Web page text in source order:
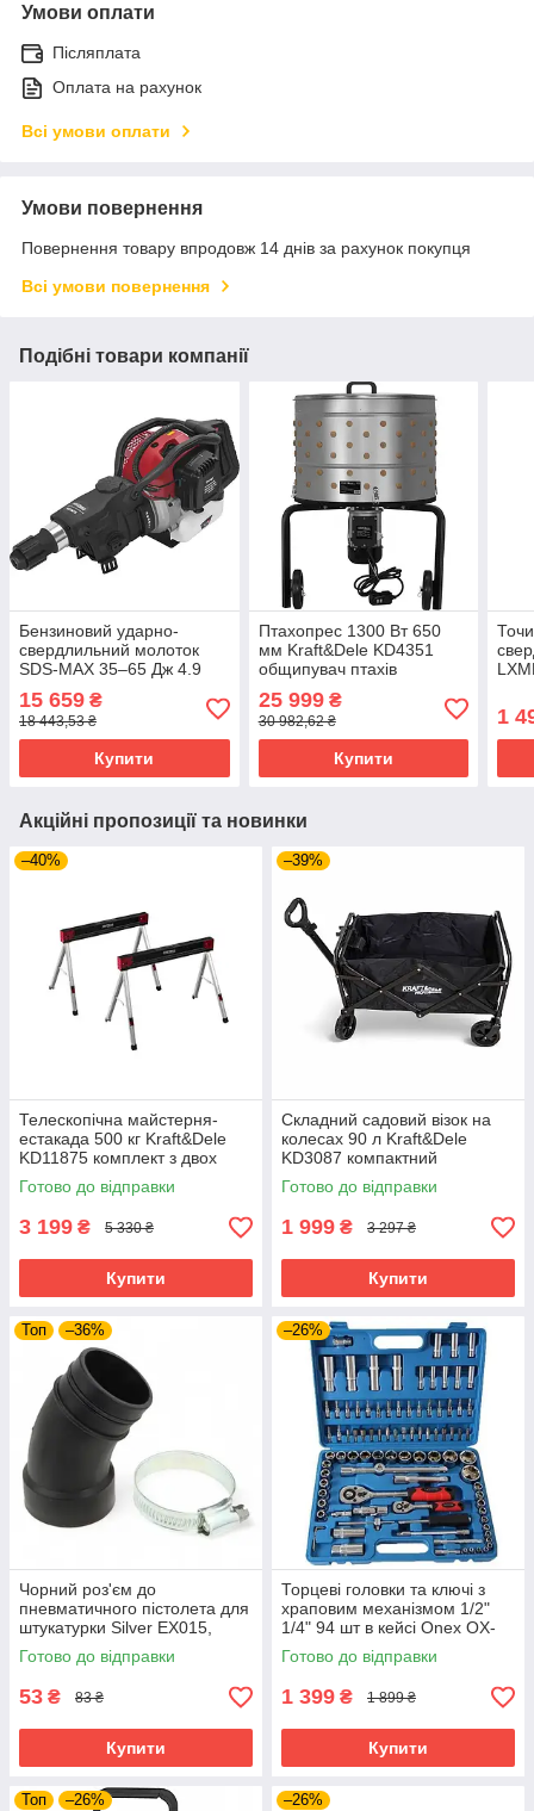
Умови оплати
Післяплата
Оплата на рахунок
Всі умови оплати
Умови повернення
Повернення товару впродовж 14 днів за рахунок покупця
Всі умови повернення
Подібні товари компанії
Бензиновий ударно-
свердлильний молоток
SDS-MAX 35–65 Дж 4.9
кВт Kraft&Dele KD3476
відбійний молоток
ударний дриль-
перфоратор
15 659 ₴
18 443,53 ₴
Купити
Птахопрес 1300 Вт 650
мм Kraft&Dele KD4351
общипувач птахів
мобільна птахощипалка
барабан для ощипування
курей птахопреси
25 999₴
30 982,62 ₴
Купити
1
Акційні пропозиції та новинки
–40%
Телескопічна майстерня-
естакада 500 кг Kraft&Dele
KD11875 комплект з двох
регульованих стійок
Готово до відправки
3 199 ₴ 5 330 ₴
Купити
–39%
Складний садовий візок на
колесах 90 л Kraft&Dele
KD3087 компактний
транспортний візок
Готово до відправки
1 999 ₴ 3 297 ₴
Купити
Топ –36%
Чорний роз'єм до
пневматичного пістолета для
штукатурки Silver EX015,
фітинг для підключення
повітря
Готово до відправки
53 ₴ 83 ₴
Купити
–26%
Торцеві головки та ключі з
храповим механізмом 1/2"
1/4" 94 шт в кейсі Onex OX-
249M набір торцевих ключів
Готово до відправки
1 399 ₴ 1 899 ₴
Купити
Топ –26% –26%